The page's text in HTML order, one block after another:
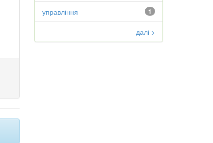
1
управління
далі >